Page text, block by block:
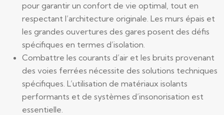
pour garantir un confort de vie optimal, tout en
respectant l’architecture originale. Les murs épais et
les grandes ouvertures des gares posent des défis
spécifiques en termes d’isolation.
Combattre les courants d’air et les bruits provenant
des voies ferrées nécessite des solutions techniques
spécifiques. L’utilisation de matériaux isolants
performants et de systèmes d’insonorisation est
essentielle.